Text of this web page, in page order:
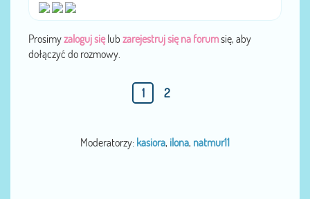
Prosimyzaloguj sięlub zarejestruj się na forumsię, aby
dołączyć do rozmowy.
1 2
Moderatorzy: kasiora, ilona, natmur11